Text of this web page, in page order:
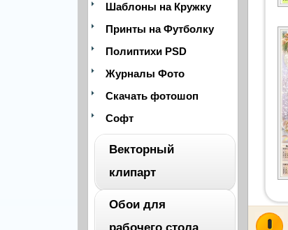
Шаблоны на Кружку
Принты на Футболку
Полиптихи PSD
Журналы Фото
Скачать фотошоп
Софт
Векторный
клипарт
Обои для